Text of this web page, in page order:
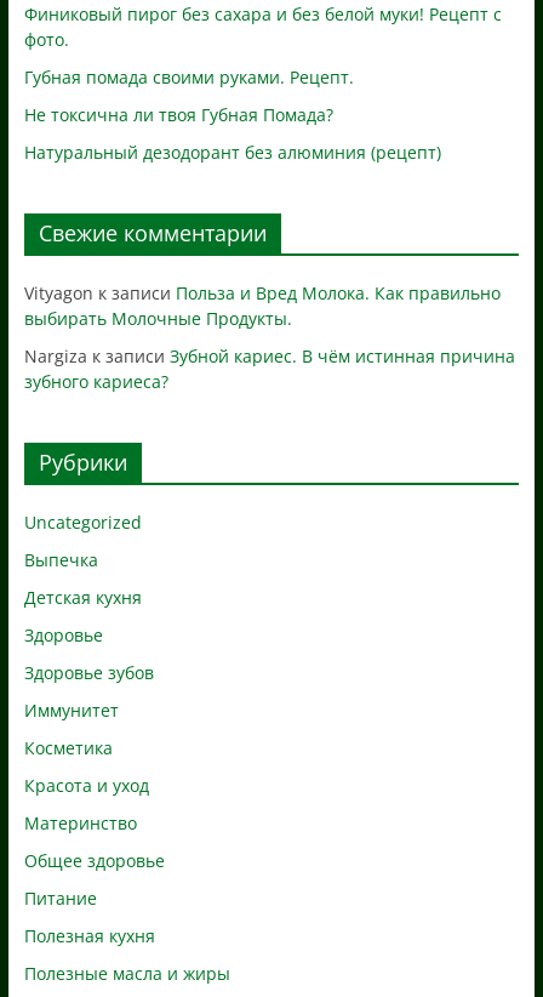
Финиковый пирог без сахара и без белой муки! Рецепт с
фото.
Губная помада своими руками. Рецепт.
Не токсична ли твоя Губная Помада?
Натуральный дезодорант без алюминия (рецепт)
Свежие комментарии
Vityagon к записи Польза и Вред Молока. Как правильно
выбирать Молочные Продукты.
Nargiza к записи Зубной кариес. В чём истинная причина
зубного кариеса?
Рубрики
Uncategorized
Выпечка
Детская кухня
Здоровье
Здоровье зубов
Иммунитет
Косметика
Красота и уход
Материнство
Общее здоровье
Питание
Полезная кухня
Полезные масла и жиры